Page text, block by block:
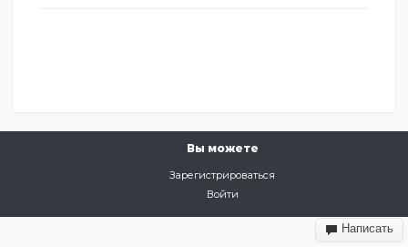
Вы можете
Зарегистрироваться
Войти
Написать